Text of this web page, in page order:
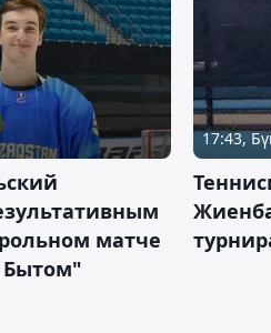
матче
17:43,